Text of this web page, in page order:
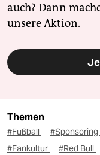
auch? Dann
unsere Aktion.
Themen
#Fußball #Sponsoring
#Fankultur
#Red Bull